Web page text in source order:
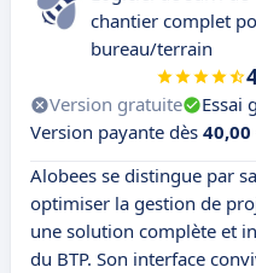
chantier complet
bureau/terrain
Version gratuite Essai
Version payante dès
Alobees se distingue par
optimiser la gestion de
une solution complète et
du BTP. Son interface